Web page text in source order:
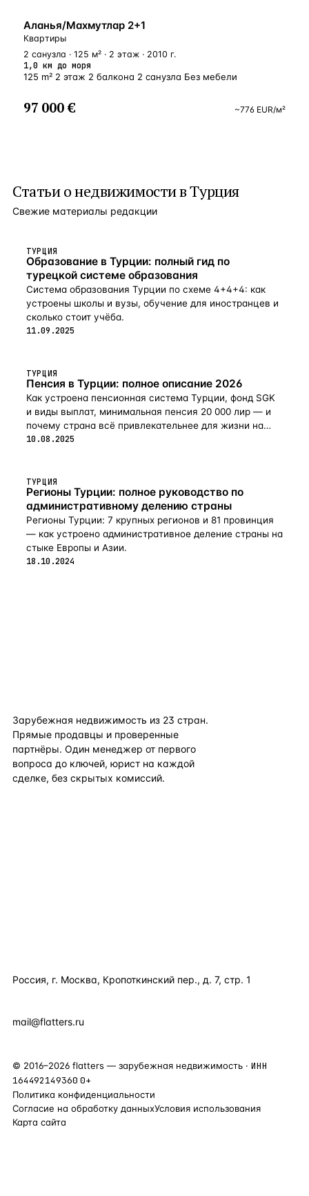
БЛИЗКО К МОРЮ
Аланья/Махмутлар 2+1
Квартиры
2 санузла · 125 м² · 2 этаж · 2010 г.
1,0 км до моря
125 m² 2 этаж 2 балкона 2 санузла Без мебели
97 000 € ~776 EUR/м²
Статьи онедвижимости в Турция
Свежие материалы редакции
ТУРЦИЯ
Образование в Турции: полный гид по
турецкой системе образования
Система образования Турции по схеме 4+4+4: как
устроены школы и вузы, обучение для иностранцев и
сколько стоит учёба.
11.09.2025
ТУРЦИЯ
Пенсия в Турции: полное описание 2026
Как устроена пенсионная система Турции, фонд SGK
и виды выплат, минимальная пенсия 20 000 лир — и
почему страна всё привлекательнее для жизни на
пенсии в 2026-м.
10.08.2025
ТУРЦИЯ
Регионы Турции: полное руководство по
административному делению страны
Регионы Турции: 7 крупных регионов и 81 провинция
— как устроено административное деление страны на
стыке Европы и Азии.
18.10.2024
Зарубежная недвижимость из 23 стран.
Прямые продавцы и проверенные
партнёры. Один менеджер от первого
вопроса до ключей, юрист на каждой
сделке, без скрытых комиссий.
Россия, г. Москва, Кропоткинский пер., д. 7, стр. 1
mail@flatters.ru
© 2016–2026 flatters — зарубежная недвижимость · ИНН
164492149360 0+
Политика конфиденциальности
Согласие на обработку данныхУсловия использования
Карта сайта